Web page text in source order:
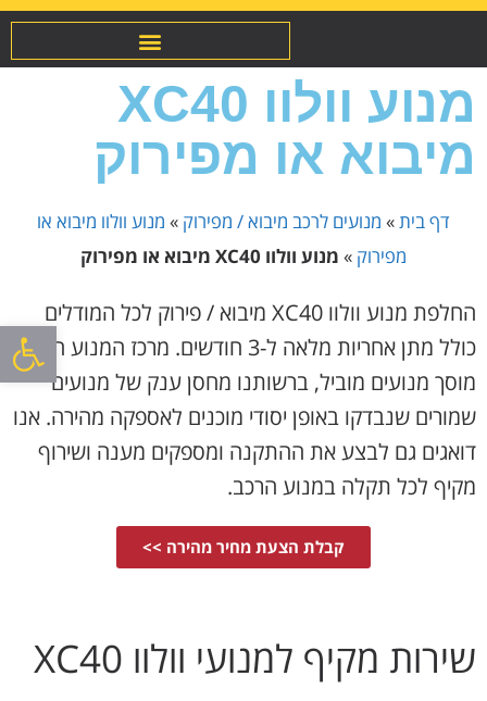
פתח
מנוע וולוו XC40
מיבוא או מפירוק
דף בית» מנועים לרכב מיבוא / מפירוק » מנוע וולוו מיבוא או
מפירוק » מנוע וולוו XC40 מיבוא או מפירוק
החלפת מנוע וולוו XC40 מיבוא / פירוק לכל המודלים
כולל מתן אחריות מלאה ל-3 חודשים. מרכז המנוע הינו
מוסך מנועים מוביל, ברשותנו מחסן ענק של מנועים
שמורים שנבדקו באופן יסודי מוכנים לאספקה מהירה. אנו
דואגים גם לבצע את ההתקנה ומספקים מענה ושירוף
מקיף לכל תקלה במנוע הרכב.
קבלת הצעת מחיר מהירה >>
שירות מקיף למנועי וולוו XC40